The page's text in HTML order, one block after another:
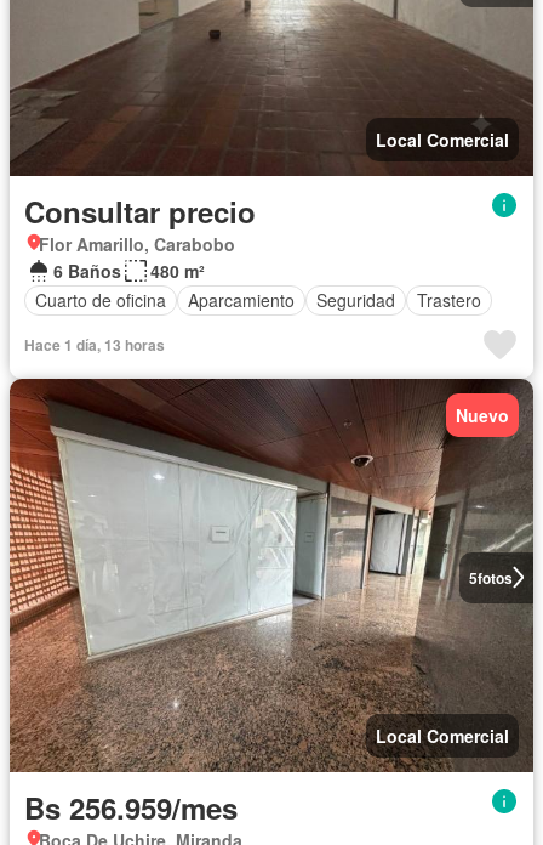
Local Comercial
Consultar precio
Flor Amarillo, Carabobo
6 Baños
480 m²
Cuarto de oficina
Aparcamiento Seguridad Trastero
Hace 1 día, 13 horas
5fotos
Nuevo
Local Comercial
Bs 256.959/mes
Boca De Uchire, Miranda